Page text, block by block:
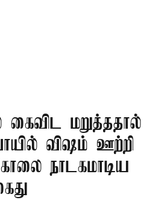
மறுத்ததால்
விஷம் ஊற்றி
நாடகமாடிய